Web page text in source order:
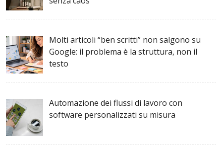
Molti articoli “ben scritti” non salgono su
Google: il problema è la struttura, non il
testo
Automazione dei flussi di lavoro con
software personalizzati su misura